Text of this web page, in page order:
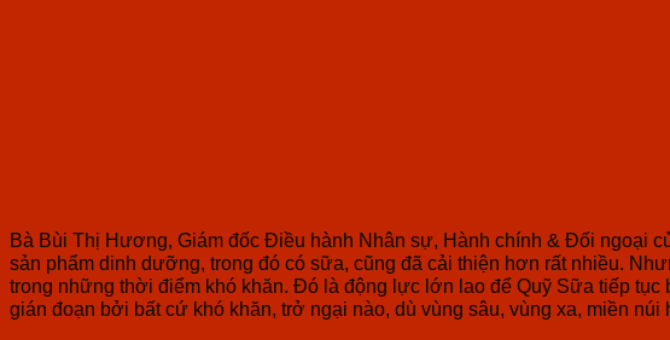
Bà Bùi Thị Hương, Giám đốc Điều hành Nhân sự, Hành chính & Đối ngoại
sản phẩm dinh dưỡng, trong đó có sữa, cũng đã cải thiện hơn rất nhiều.
trong những thời điểm khó khăn. Đó là động lực lớn lao để Quỹ Sữa tiếp
gián đoạn bởi bất cứ khó khăn, trở ngại nào, dù vùng sâu, vùng xa, miền